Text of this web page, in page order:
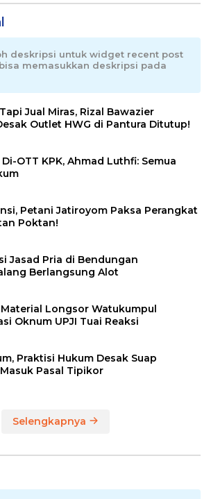
deskripsi untuk widget recent post
memasukkan deskripsi pada
Jual Miras, Rizal Bawazier
Outlet HWG di Pantura Ditutup!
OTT KPK, Ahmad Luthfi: Semua
Petani Jatiroyom Paksa Perangkat
Poktan!
Jasad Pria di Bendungan
Berlangsung Alot
Longsor Watukumpul
Oknum UPJI Tuai Reaksi
Praktisi Hukum Desak Suap
Pasal Tipikor
Selengkapnya